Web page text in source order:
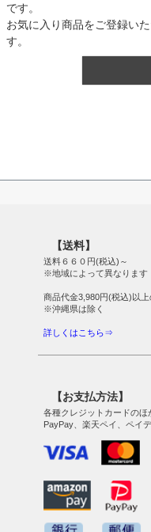
です。
お気に入り商品をご登録い
す。
【送料】
送料６６０円(税込)～
※地域によって異なります
商品代金3,980円(税込)以
※沖縄県は除く
詳しくはこちら⇒
【お支払方法】
各種クレジットカードのほ
PayPay、楽天ペイ、ペイ